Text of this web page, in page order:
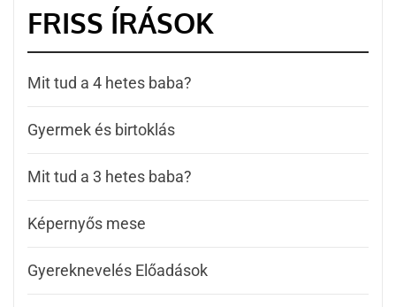
FRISS ÍRÁSOK
Mit tud a 4 hetes baba?
Gyermek és birtoklás
Mit tud a 3 hetes baba?
Képernyős mese
Gyereknevelés Előadások